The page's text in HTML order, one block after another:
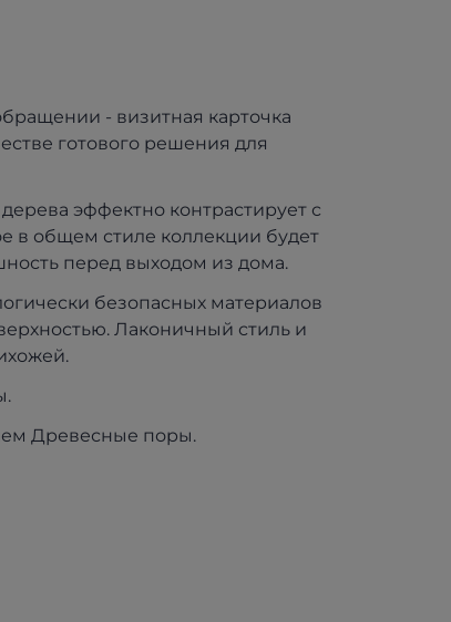
- визитная карточка
готового решения для
эффектно контрастирует с
в общем стиле коллекции будет
перед выходом из дома.
безопасных материалов
Лаконичный стиль и
Древесные поры.